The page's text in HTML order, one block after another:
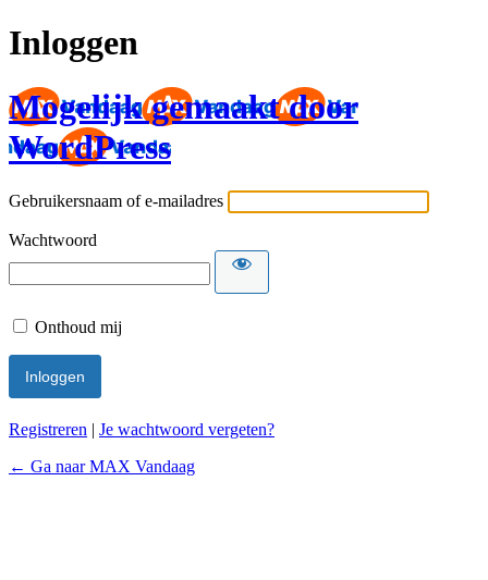
Inloggen
Mogelijk gemaakt door
WordPress
Gebruikersnaam of e-mailadres
Wachtwoord
Onthoud mij
Registreren | Je wachtwoord vergeten?
← Ga naar MAX Vandaag